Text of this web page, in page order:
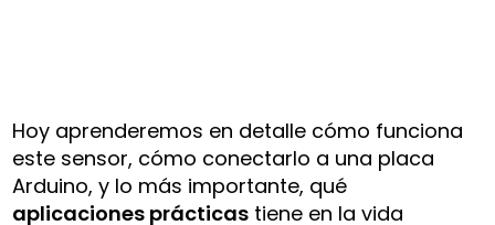
Hoy aprenderemos en detalle cómo funciona
este sensor, cómo conectarlo a una placa
Arduino, y lo más importante, qué
aplicaciones prácticas tiene en la vida